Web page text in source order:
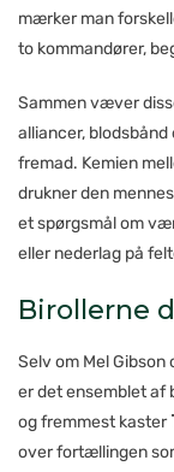
mærker man
to kommandører,
Sammen væver
alliancer, blodsbånd
fremad. Kemien
drukner den
et spørgsmål om
eller nederlag på
Birollerne
Selv om Mel
er det ensemblet af
og fremmest kaster
over fortællingen